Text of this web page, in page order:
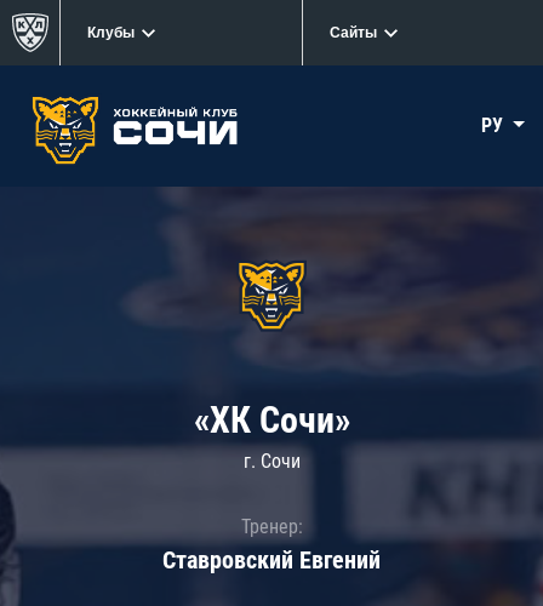
Клубы Сайты
РУ
«ХК Сочи»
г. Сочи
Тренер:
Ставровский Евгений